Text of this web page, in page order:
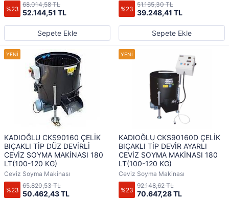
%23 52.144,51 TL
68.014,58 TL
Sepete Ekle
%23 39.248,41 TL
51.165,30 TL
Sepete Ekle
KADIOĞLU CKS90160 ÇELİK
BIÇAKLI TİP DÜZ DEVİRLİ
CEVİZ SOYMA MAKİNASI 180
LT(100-120 KG)
Ceviz Soyma Makinası
%23 50.462,43 TL
65.820,53 TL
KADIOĞLU CKS90160D ÇELİK
BIÇAKLI TİP DEVİR AYARLI
CEVİZ SOYMA MAKİNASI 180
LT(100-120 KG)
Ceviz Soyma Makinası
%23 70.647,28 TL
92.148,62 TL